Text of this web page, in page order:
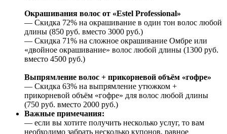
Окрашивания волос от «Estel Professional»
— Скидка 72% на окрашивание в один тон волос любой
длины (850 руб. вместо 3000 руб.)
— Скидка 71% на сложное окрашивание Омбре или
«двойное окрашивание» волос любой длины (1300 руб.
вместо 4500 руб.)
Выпрямление волос + прикорневой объём «гофре»
— Скидка 63% на выпрямление утюжком +
прикорневой объём «гофре» для волос любой длины
(750 руб. вместо 2000 руб.)
Важные примечания:
— если вы хотите получить несколько услуг, то вам
необходимо забрать несколько купонов, равное